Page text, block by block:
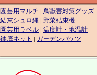
園芸用マルチ
鳥獣害対策グッズ
結束シュロ縄
野菜結束機
園芸用ラベル
温度計・地温計
鉢底ネット
ガーデンバケツ